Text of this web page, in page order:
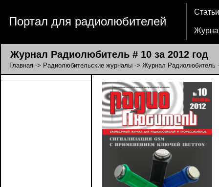
Портал для радиолюбителей
Статьи
Журнал Радиолюбитель # 10 за 2012 год
Главная -> Радиолюбительские журналы -> Журнал Радиолюбитель